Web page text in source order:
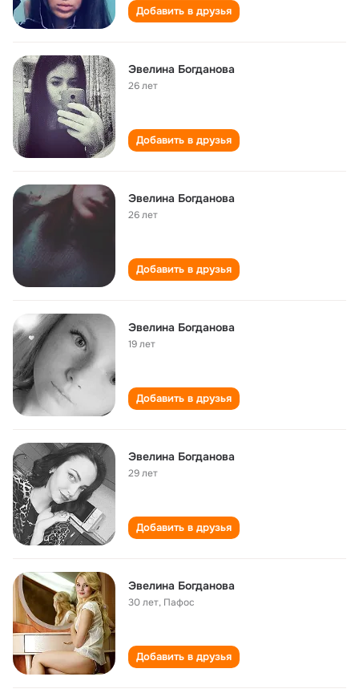
Добавить в друзья
Эвелина Богданова
26 лет
Добавить в друзья
Эвелина Богданова
26 лет
Добавить в друзья
Эвелина Богданова
19 лет
Добавить в друзья
Эвелина Богданова
29 лет
Добавить в друзья
Эвелина Богданова
30 лет, Пафос
Добавить в друзья